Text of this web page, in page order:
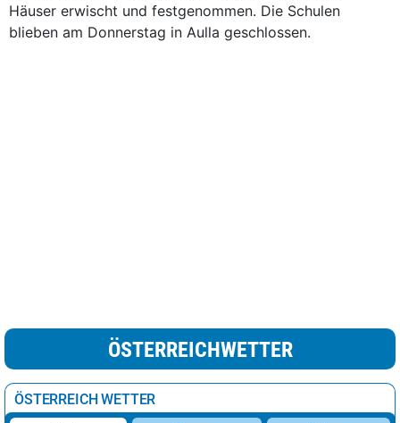
Häuser erwischt und festgenommen. Die Schulen
blieben am Donnerstag in Aulla geschlossen.
ÖSTERREICHWETTER
ÖSTERREICH WETTER